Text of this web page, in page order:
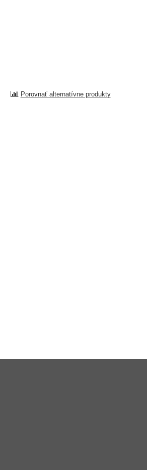
Porovnať alternatívne produkty